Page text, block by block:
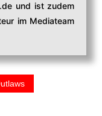
und ist zudem
im Mediateam